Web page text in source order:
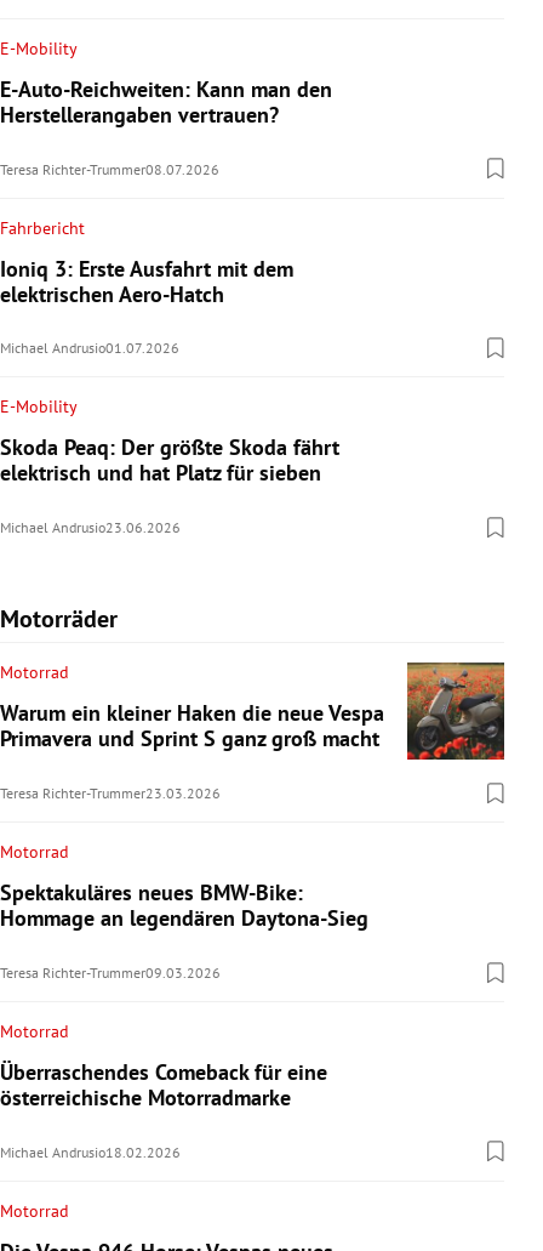
E-Mobility
E-Auto-Reichweiten: Kann man den
Herstellerangaben vertrauen?
Teresa Richter-Trummer08.07.2026
Fahrbericht
Ioniq 3: Erste Ausfahrt mit dem
elektrischen Aero-Hatch
Michael Andrusio01.07.2026
E-Mobility
Skoda Peaq: Der größte Skoda fährt
elektrisch und hat Platz für sieben
Michael Andrusio23.06.2026
Motorräder
Motorrad
Warum ein kleiner Haken die neue Vespa
Primavera und Sprint S ganz groß macht
Teresa Richter-Trummer23.03.2026
Motorrad
Spektakuläres neues BMW-Bike:
Hommage an legendären Daytona-Sieg
Teresa Richter-Trummer09.03.2026
Motorrad
Überraschendes Comeback für eine
österreichische Motorradmarke
Michael Andrusio18.02.2026
Motorrad